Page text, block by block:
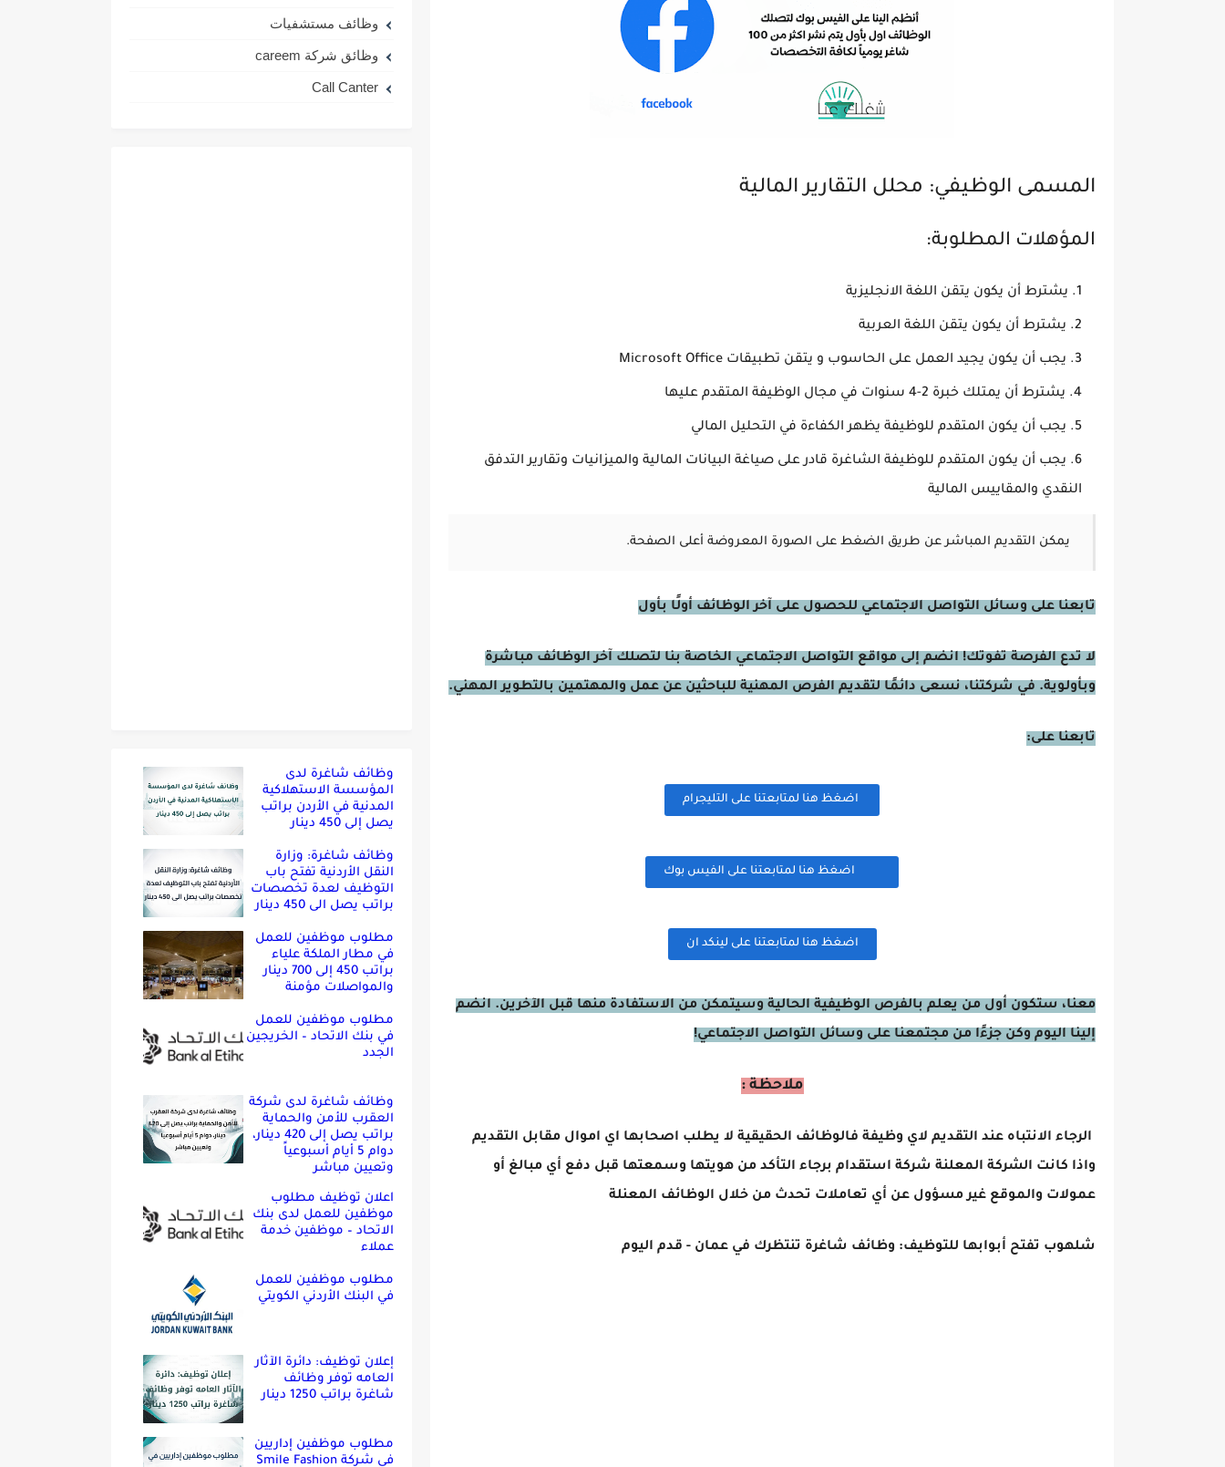
المسمى الوظيفي: محلل التقارير المالية
المؤهلات المطلوبة:
يشترط أن يكون يتقن اللغة الانجليزية
يشترط أن يكون يتقن اللغة العربية
يجب أن يكون يجيد العمل على الحاسوب و يتقن تطبيقات Microsoft Office
يشترط أن يمتلك خبرة 2-4 سنوات في مجال الوظيفة المتقدم عليها
يجب أن يكون المتقدم للوظيفة يظهر الكفاءة في التحليل المالي
يجب أن يكون المتقدم للوظيفة الشاغرة قادر على صياغة البيانات المالية والميزانيات وتقارير التدفق
النقدي والمقاييس المالية
يمكن التقديم المباشر عن طريق الضغط على الصورة المعروضة أعلى الصفحة.
تابعنا على وسائل التواصل الاجتماعي للحصول على آخر الوظائف أولًا بأول
لا تدع الفرصة تفوتك! انضم إلى مواقع التواصل الاجتماعي الخاصة بنا لتصلك آخر الوظائف مباشرة
وبأولوية. في شركتنا، نسعى دائمًا لتقديم الفرص المهنية للباحثين عن عمل والمهتمين بالتطوير المهني.
تابعنا على:
اضغظ هنا لمتابعتنا على التليجرام
اضغظ هنا لمتابعتنا على الفيس بوك
اضغظ هنا لمتابعتنا على لينكد ان
معنا، ستكون أول من يعلم بالفرص الوظيفية الحالية وسيتمكن من الاستفادة منها قبل الآخرين. انضم
إلينا اليوم وكن جزءًا من مجتمعنا على وسائل التواصل الاجتماعي!
ملاحظة :
الرجاء الانتباه عند التقديم لاي وظيفة فالوظائف الحقيقية لا يطلب اصحابها اي اموال مقابل التقديم
واذا كانت الشركة المعلنة شركة استقدام برجاء التأكد من هويتها وسمعتها قبل دفع أي مبالغ أو
عمولات والموقع غير مسؤول عن أي تعاملات تحدث من خلال الوظائف المعنلة
شلهوب تفتح أبوابها للتوظيف: وظائف شاغرة تنتظرك في عمان - قدم اليوم
وظائف مستشفيات
وظائق شركة careem
Call Canter
وظائف شاغرة لدى
المؤسسة الاستهلاكية
المدنية في الأردن براتب
يصل إلى 450 دينار
وظائف شاغرة: وزارة
النقل الأردنية تفتح باب
التوظيف لعدة تخصصات
براتب يصل الى 450 دينار
مطلوب موظفين للعمل
في مطار الملكة علياء
براتب 450 إلى 700 دينار
والمواصلات مؤمنة
مطلوب موظفين للعمل
في بنك الاتحاد – الخريجين
الجدد
وظائف شاغرة لدى شركة
العقرب للأمن والحماية
براتب يصل إلى 420 دينار،
دوام 5 أيام أسبوعياً
وتعيين مباشر
اعلان توظيف مطلوب
موظفين للعمل لدى بنك
الاتحاد – موظفين خدمة
عملاء
مطلوب موظفين للعمل
في البنك الأردني الكويتي
إعلان توظيف: دائرة الآثار
العامه توفر وظائف
شاغرة براتب 1250 دينار
مطلوب موظفين إداريين
في شركة Smile Fashion